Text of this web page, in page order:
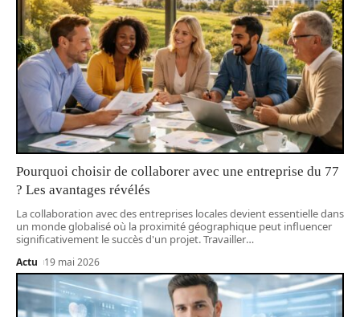
Pourquoi choisir de collaborer avec une entreprise du 77
? Les avantages révélés
La collaboration avec des entreprises locales devient essentielle dans
un monde globalisé où la proximité géographique peut influencer
significativement le succès d'un projet. Travailler…
Actu 19 mai 2026